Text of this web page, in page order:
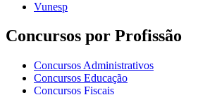
Vunesp
Concursos por Profissão
Concursos Administrativos
Concursos Educação
Concursos Fiscais